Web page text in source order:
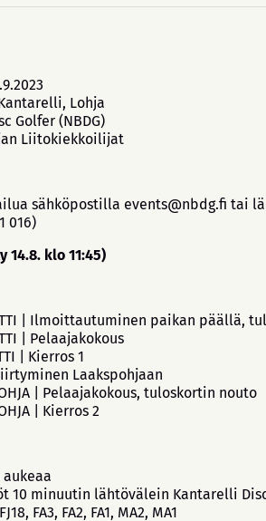
Lohja
Golfer (NBDG)
Liitokiekkoilijat
sähköpostilla events@nbdg.fi
016)
klo 11:45)
| Ilmoittautuminen paikan päällä,
| Pelaajakokous
| Kierros 1
Laakspohjaan
| Pelaajakokous, tuloskortin nouto
| Kierros 2
10 minuutin lähtövälein Kantarelli
FA3, FA2, FA1, MA2, MA1